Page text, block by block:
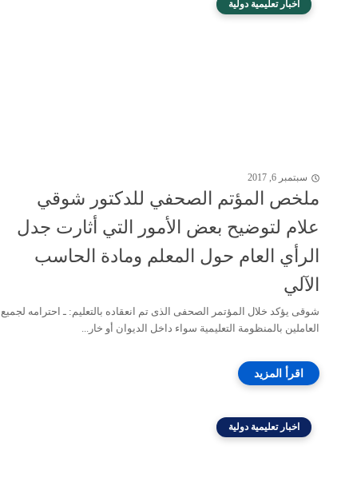
اخبار تعليمية دولية
سبتمبر 6, 2017
ملخص المؤتم الصحفي للدكتور شوقي
علام لتوضيح بعض الأمور التي أثارت جدل
الرأي العام حول المعلم ومادة الحاسب
الآلي
شوقى يؤكد خلال المؤتمر الصحفى الذى تم انعقاده بالتعليم: ـ احترامه لجميع
العاملين بالمنظومة التعليمية سواء داخل الديوان أو خار...
اخبار تعليمية دولية